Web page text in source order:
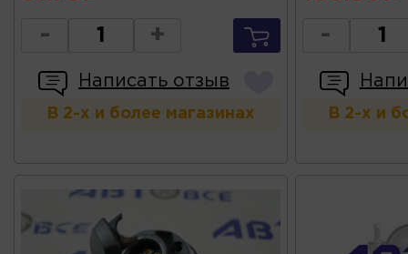
- +
Написать отзыв
В 2-х и более магазинах
-
В 2-х и